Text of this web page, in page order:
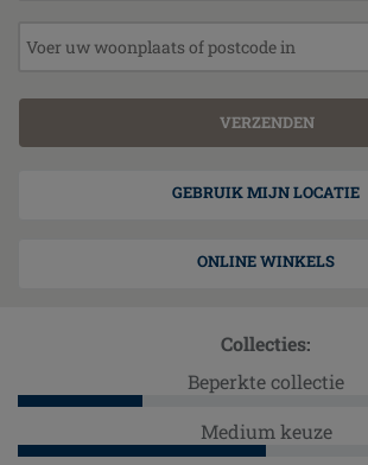
GEBRUIK MIJN LOCATIE
ONLINE WINKELS
Collecties:
Beperkte collectie
Medium keuze